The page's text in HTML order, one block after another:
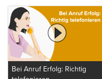
Bei Anruf Erfolg: Richtig